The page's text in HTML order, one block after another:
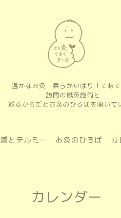
温かなお灸 柔らかいはり「てあて
訪問の鍼灸施術と
るからだとお灸のひろばを開いて
とテルミー お灸のひろば カ
カレンダー